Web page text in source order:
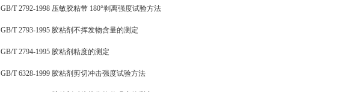
GB/T 2792-1998 压敏胶粘带 180°剥离强度试验方法
GB/T 2793-1995 胶粘剂不挥发物含量的测定
GB/T 2794-1995 胶粘剂粘度的测定
GB/T 6328-1999 胶粘剂剪切冲击强度试验方法